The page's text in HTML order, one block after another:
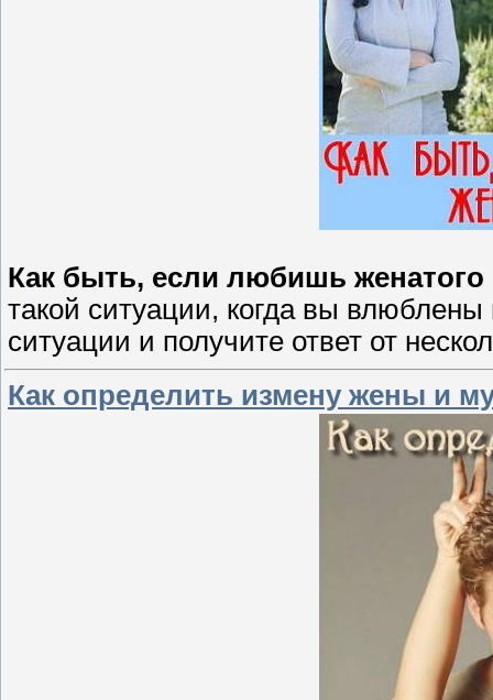
Как быть, если любишь женатого
такой ситуации, когда вы
ситуации и получите ответ от
Как определить измену жены и